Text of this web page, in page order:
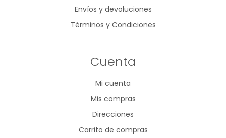
Envíos y devoluciones
Términos y Condiciones
Cuenta
Mi cuenta
Mis compras
Direcciones
Carrito de compras